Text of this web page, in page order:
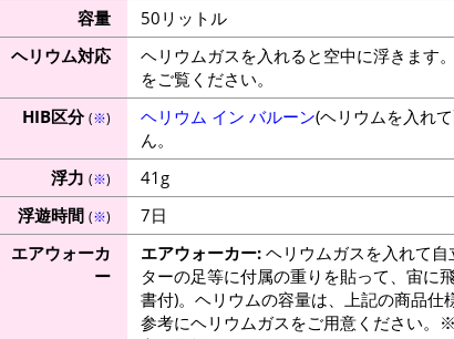
容量
50リットル
ヘリウム対応
ヘリウムガスを入れると空中に浮きます
をご覧ください。
HIB区分(※) ヘリウム イン バルーン(ヘリウムを入れ
ん。
浮力 (※)
41g
浮遊時間 (※)
7日
エアウォーカ
ー
エアウォーカー:ヘリウムガスを入れて自
ターの足等に付属の重りを貼って、宙に
書付)。ヘリウムの容量は、上記の商品
参考にヘリウムガスをご用意ください。